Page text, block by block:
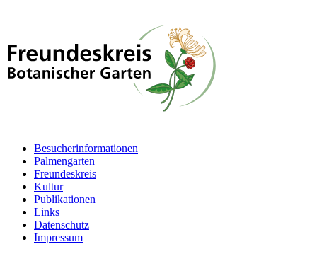
Besucherinformationen
Palmengarten
Freundeskreis
Kultur
Publikationen
Links
Datenschutz
Impressum